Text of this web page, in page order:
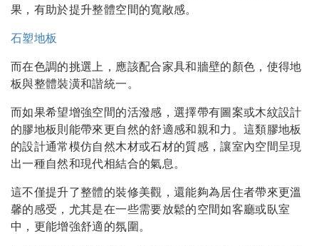
果，有助於提升整體空間的寬敞感。
石塑地板
而在色調的挑選上，應該配合家具和牆壁的顏色，使得地
板與整體裝潢和諧統一。
而如果希望增強空間的活潑感，選擇帶有圖案或木紋設計
的膠地板則能帶來更自然的舒適感和親和力。這類膠地板
的設計通常模仿自然木材或石材的質感，讓室內空間呈現
出一種自然和現代相結合的氣息。
這不僅提升了整體的裝修美觀，還能夠為居住者帶來更溫
馨的感受，尤其是在一些需要放鬆的空間如客廳或臥室
中，更能增強舒適的氛圍。